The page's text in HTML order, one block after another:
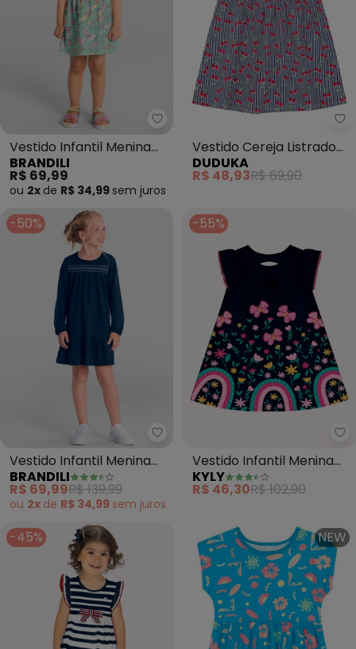
Brandili - Vestido Infantil
Vestido Infantil Menina
em Meia Malha (Azul)
BRANDILI
R$ 69,99
ou 2x de R$ 34,99 sem juros
Vestido Cereja Listrado
com Manga Copinho
(Azul )
DUDUKA
R$ 48,93R$ 69,90
-50%
Brandili - Vestido Infantil
Vestido Infantil Menina
com Babados (Azul)
BRANDILI
R$ 69,99R$ 139,99
ou 2x de R$ 34,99 sem juros
-55%
Vestido Infantil Menina
Flores (Azul Marinho)
KYLY
R$ 46,30R$ 102,90
-45% NEW